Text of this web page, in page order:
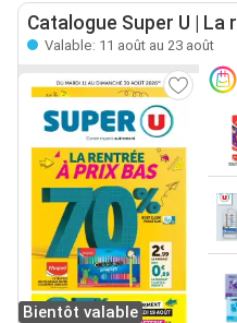
Catalogue Super U | La
Valable: 11 août au 23 août
Bientôt valable